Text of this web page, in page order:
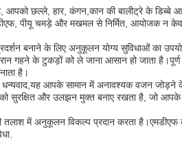
छल्ले, हार, कंगन,कान की बालीट्रे के डिब्बे
पीयू चमड़े और मखमल से निर्मित, आयोजक न
बनाने के लिए अनुकूलन योग्य सुविधाओं का
गहने के टुकड़ों को ले जाना आसान हो जाता
है।
धन्यवाद,यह आपके सामान में अनावश्यक वजन जोड़ने
को सुरक्षित और उलझन मुक्त बनाए रखता है, जो
तलाश में अनुकूलन विकल्प प्रदान करता